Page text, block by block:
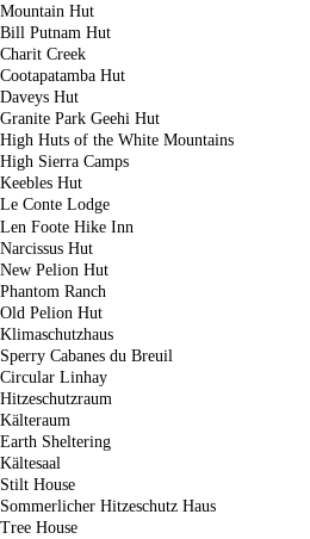
Mountain Hut
Bill Putnam Hut
Charit Creek
Cootapatamba Hut
Daveys Hut
Granite Park Geehi Hut
High Huts of the White Mountains
High Sierra Camps
Keebles Hut
Le Conte Lodge
Len Foote Hike Inn
Narcissus Hut
New Pelion Hut
Phantom Ranch
Old Pelion Hut
Klimaschutzhaus
Sperry Cabanes du Breuil
Circular Linhay
Hitzeschutzraum
Kälteraum
Earth Sheltering
Kältesaal
Stilt House
Sommerlicher Hitzeschutz Haus
Tree House